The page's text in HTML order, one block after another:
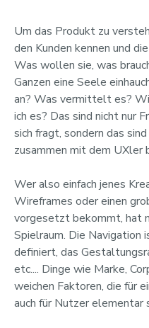
Um das Produkt zu
den Kunden kennen und
Was wollen sie, was
Ganzen eine Seele
an? Was vermittelt es?
ich es? Das sind nicht nur
sich fragt, sondern das
zusammen mit dem UXler
Wer also einfach jenes
Wireframes oder einen
vorgesetzt bekommt, hat
Spielraum. Die Navigation
definiert, das
etc.... Dinge wie Marke,
weichen Faktoren, die für
auch für Nutzer elementar